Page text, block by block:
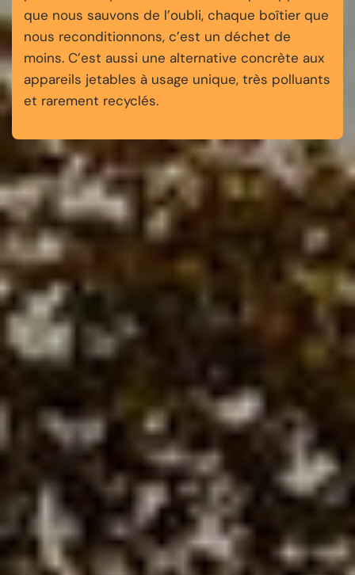
que nous sauvons de l’oubli, chaque boîtier que
nous reconditionnons, c’est un déchet de
moins. C’est aussi une alternative concrète aux
appareils jetables à usage unique, très polluants
et rarement recyclés.